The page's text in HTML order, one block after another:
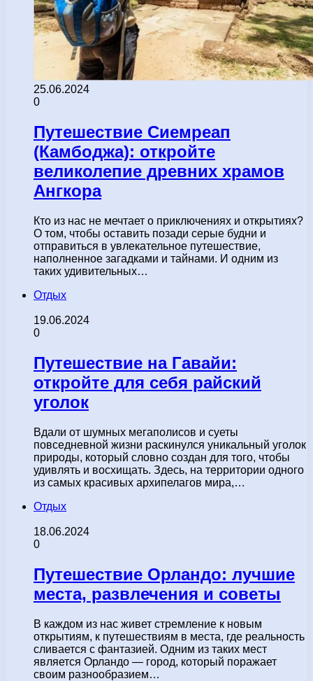
25.06.2024
0
Путешествие Сиемреап
(Камбоджа): откройте
великолепие древних храмов
Ангкора
Кто из нас не мечтает о приключениях и открытиях?
О том, чтобы оставить позади серые будни и
отправиться в увлекательное путешествие,
наполненное загадками и тайнами. И одним из
таких удивительных…
Отдых
19.06.2024
0
Путешествие на Гавайи:
откройте для себя райский
уголок
Вдали от шумных мегаполисов и суеты
повседневной жизни раскинулся уникальный уголок
природы, который словно создан для того, чтобы
удивлять и восхищать. Здесь, на территории одного
из самых красивых архипелагов мира,…
Отдых
18.06.2024
0
Путешествие Орландо: лучшие
места, развлечения и советы
В каждом из нас живет стремление к новым
открытиям, к путешествиям в места, где реальность
сливается с фантазией. Одним из таких мест
является Орландо — город, который поражает
своим разнообразием…